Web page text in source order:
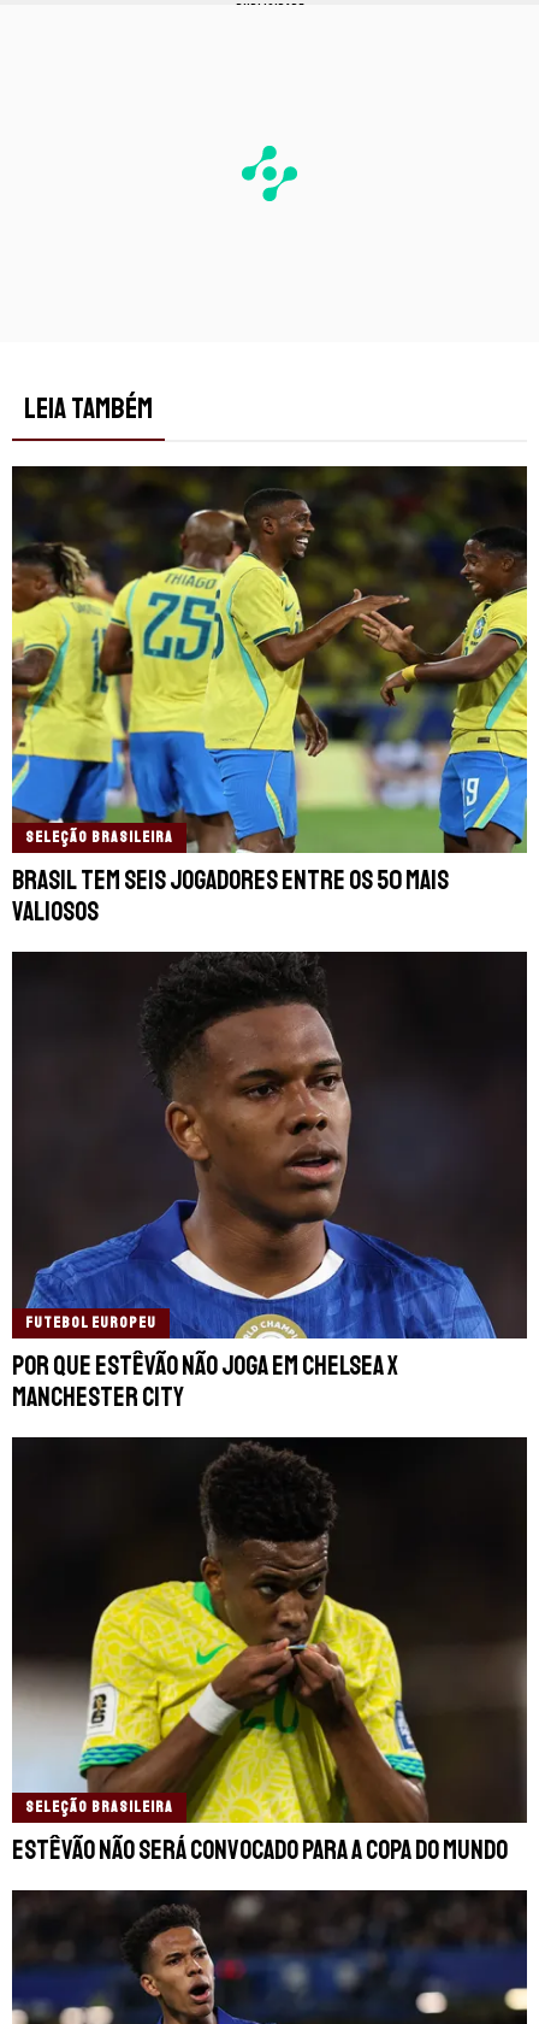
PUBLICIDADE
LEIA TAMBÉM
SELEÇÃO BRASILEIRA
Brasil tem seis jogadores entre os 50 mais
valiosos
FUTEBOL EUROPEU
Por que Estêvão não joga em Chelsea x
Manchester City
SELEÇÃO BRASILEIRA
Estêvão não será convocado para a Copa do Mundo